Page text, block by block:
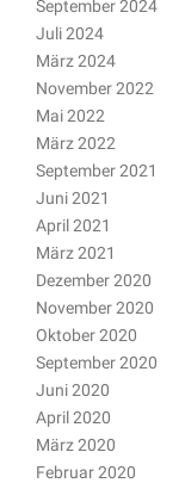
September 2024
Juli 2024
März 2024
November 2022
Mai 2022
März 2022
September 2021
Juni 2021
April 2021
März 2021
Dezember 2020
November 2020
Oktober 2020
September 2020
Juni 2020
April 2020
März 2020
Februar 2020